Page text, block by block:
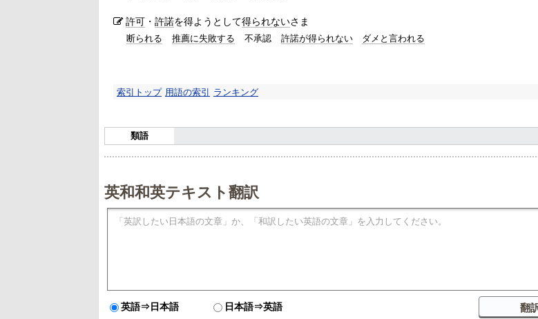
許可・ 許諾を得ようとして得られないさま
断られる 推薦に失敗する 不承認 許諾が得られない ダメと言われる
索引トップ 用語の索引 ランキング
類語
英和和英テキスト翻訳
英語⇒日本語 日本語⇒英語